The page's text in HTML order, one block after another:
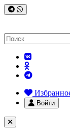
Войти